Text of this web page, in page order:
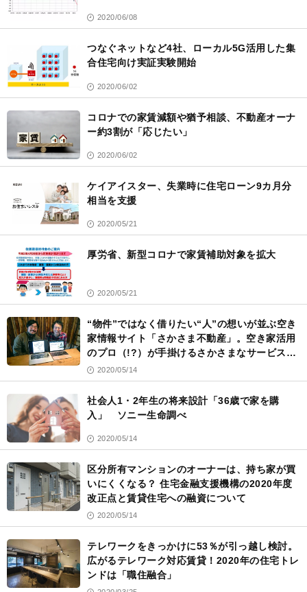
2020/06/08
つなぐネットなど4社、ローカル5G活用した集
合住宅向け実証実験開始
2020/06/02
コロナでの家賃減額や猶予相談、不動産オーナ
ー約3割が「応じたい」
2020/06/02
ケイアイスター、失業時に住宅ローン9カ月分
相当を支援
2020/05/21
厚労省、新型コロナで家賃補助対象を拡大
2020/05/21
“物件”ではなく借りたい“人”の想いが並ぶ空き
家情報サイト「さかさま不動産」。空き家活用
のプロ（!?）が手掛けるさかさまなサービスが
始動した
2020/05/14
社会人1・2年生の将来設計「36歳で家を購
入」 ソニー生命調べ
2020/05/14
区分所有マンションのオーナーは、持ち家が買
いにくくなる？ 住宅金融支援機構の2020年度
改正点と賃貸住宅への融資について
2020/05/14
テレワークをきっかけに53％が引っ越し検討。
広がるテレワーク対応賃貸！2020年の住宅トレ
ンドは「職住融合」